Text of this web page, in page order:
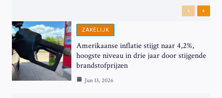
Previous
Next
ZAKELIJK
Amerikaanse inflatie stijgt naar 4,2%,
hoogste niveau in drie jaar door stijgende
brandstofprijzen
Jun 13, 2026